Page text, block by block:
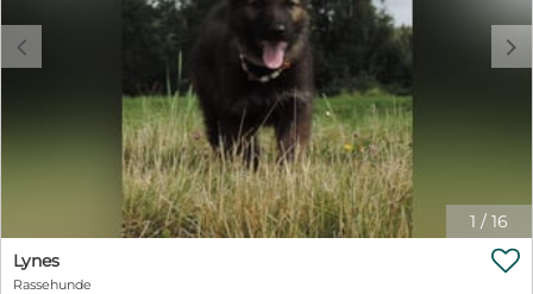
1 / 16
c d
Lynes
Rassehunde
